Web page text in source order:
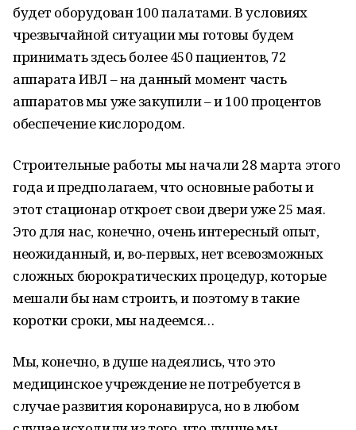
будет оборудован 100 палатами. В условиях
чрезвычайной ситуации мы готовы будем
принимать здесь более 450 пациентов, 72
аппарата ИВЛ – на данный момент часть
аппаратов мы уже закупили – и 100 процентов
обеспечение кислородом.
Строительные работы мы начали 28 марта этого
года и предполагаем, что основные работы и
этот стационар откроет свои двери уже 25 мая.
Это для нас, конечно, очень интересный опыт,
неожиданный, и, во‑первых, нет всевозможных
сложных бюрократических процедур, которые
мешали бы нам строить, и поэтому в такие
коротки сроки, мы надеемся…
Мы, конечно, в душе надеялись, что это
медицинское учреждение не потребуется в
случае развития коронавируса, но в любом